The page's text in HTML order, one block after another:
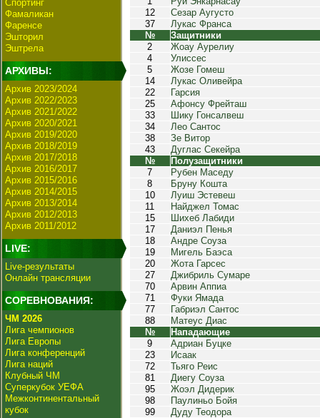
Спортинг
Фамаликан
Фаренсе
Эшторил
Эштрела
АРХИВЫ:
Архив 2023/2024
Архив 2022/2023
Архив 2021/2022
Архив 2020/2021
Архив 2019/2020
Архив 2018/2019
Архив 2017/2018
Архив 2016/2017
Архив 2015/2016
Архив 2014/2015
Архив 2013/2014
Архив 2012/2013
Архив 2011/2012
LIVE:
Live-результаты
Онлайн трансляции
СОРЕВНОВАНИЯ:
ЧМ 2026
Лига чемпионов
Лига Европы
Лига конференций
Лига наций
Клубный ЧМ
Суперкубок УЕФА
Межконтинентальный
кубок
12
Сезар Аугусто
37
Лукас Франса
№
Защитники
2
Жоау Аурелиу
4
Улиссес
5
Жозе Гомеш
14
Лукас Оливейра
22
Гарсия
25
Афонсу Фрейташ
33
Шику Гонсалвеш
34
Лео Сантос
38
Зе Витор
43
Дуглас Секейра
№
Полузащитники
7
Рубен Маседу
8
Бруну Кошта
10
Луиш Эстевеш
11
Найджел Томас
15
Шихеб Лабиди
17
Даниэл Пенья
18
Андре Соуза
19
Мигель Баэса
20
Жота Гарсес
27
Джибриль Сумаре
70
Арвин Аппиа
71
Фуки Ямада
77
Габриэл Сантос
88
Матеус Диас
№
Нападающие
9
Адриан Буцке
23
Исаак
72
Тьяго Реис
81
Диегу Соуза
95
Жоэл Дидерик
98
Паулиньо Бойя
99
Дуду Теодора